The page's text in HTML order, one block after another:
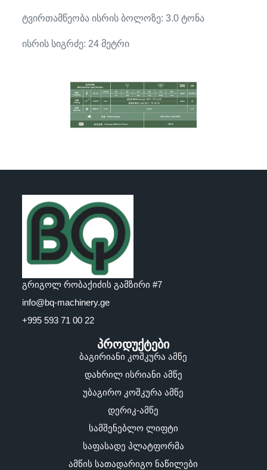
ტვირთამწეობა ისრის ბოლოზე: 3.0 ტონა
ისრის სიგრძე: 24 მეტრი
გრიგოლ რობაქიძის გამზირი #7
info@bq-machinery.ge
+995 593 71 00 22
პროდუქტები
ბაგირიანი კოშკურა ამწე
დახრილ ისრიანი ამწე
უბაგირო კოშკურა ამწე
დერიკ-ამწე
სამშენებლო ლიფტი
საფასადე პლატფორმა
ამწის სათადარიგო ნაწილები